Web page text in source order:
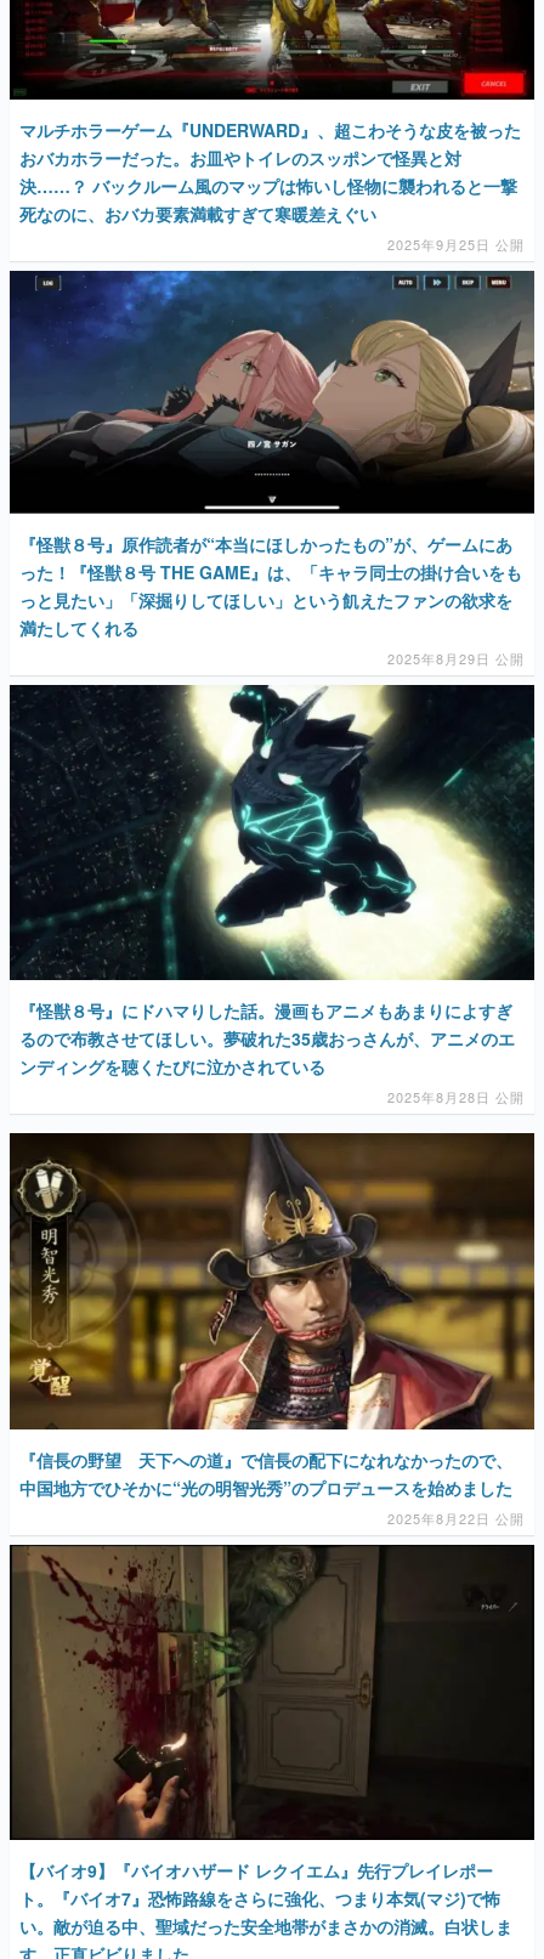
マルチホラーゲーム『UNDERWARD』、超こわそうな皮を被った
おバカホラーだった。お皿やトイレのスッポンで怪異と対
決……？ バックルーム風のマップは怖いし怪物に襲われると一撃
死なのに、おバカ要素満載すぎて寒暖差えぐい
2025年9月25日 公開
『怪獣８号』原作読者が“本当にほしかったもの”が、ゲームにあ
った！『怪獣８号 THE GAME』は、「キャラ同士の掛け合いをも
っと見たい」「深掘りしてほしい」という飢えたファンの欲求を
満たしてくれる
2025年8月29日 公開
『怪獣８号』にドハマりした話。漫画もアニメもあまりによすぎ
るので布教させてほしい。夢破れた35歳おっさんが、アニメのエ
ンディングを聴くたびに泣かされている
2025年8月28日 公開
『信長の野望 天下への道』で信長の配下になれなかったので、
中国地方でひそかに“光の明智光秀”のプロデュースを始めました
2025年8月22日 公開
【バイオ9】『バイオハザード レクイエム』先行プレイレポー
ト。『バイオ7』恐怖路線をさらに強化、つまり本気(マジ)で怖
い。敵が迫る中、聖域だった安全地帯がまさかの消滅。白状しま
す、正直ビビりました